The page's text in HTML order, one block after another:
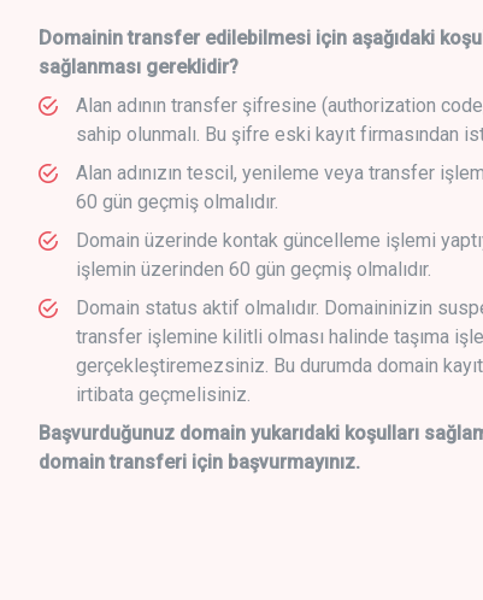
Domainin transfer edilebilmesi için aşağıdaki
sağlanması gereklidir?
Alan adının transfer şifresine (authorization
sahip olunmalı. Bu şifre eski kayıt firmasından
Alan adınızın tescil, yenileme veya transfer
60 gün geçmiş olmalıdır.
Domain üzerinde kontak güncelleme işlemi
işlemin üzerinden 60 gün geçmiş olmalıdır.
Domain status aktif olmalıdır. Domaininizin
transfer işlemine kilitli olması halinde taşıma
gerçekleştiremezsiniz. Bu durumda domain
irtibata geçmelisiniz.
Başvurduğunuz domain yukarıdaki koşulları
domain transferi için başvurmayınız.